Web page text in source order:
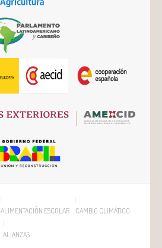
ALIMENTACIÓN ESCOLAR CAMBIO CLIMÁTICO
ALIANZAS